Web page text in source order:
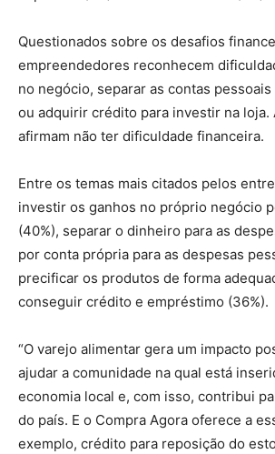
Questionados sobre os desafios
empreendedores reconhecem
no negócio, separar as contas
ou adquirir crédito para investir na loja.
afirmam não ter dificuldade financeira.
Entre os temas mais citados pelos
investir os ganhos no próprio negócio
(40%), separar o dinheiro para as
por conta própria para as despesas
precificar os produtos de forma
conseguir crédito e empréstimo (36%).
“O varejo alimentar gera um impacto
ajudar a comunidade na qual está
economia local e, com isso, contribui
do país. E o Compra Agora oferece a
exemplo, crédito para reposição do